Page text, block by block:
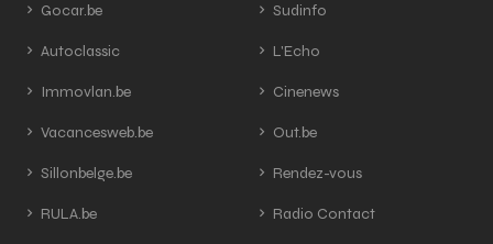
Gocar.be
Autoclassic
Immovlan.be
Vacancesweb.be
Sillonbelge.be
RULA.be
Sudinfo
L'Echo
Cinenews
Out.be
Rendez-vous
Radio Contact